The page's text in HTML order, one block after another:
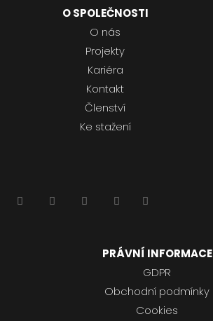
O SPOLEČNOSTI
O nás
Projekty
Kariéra
Kontakt
Členství
Ke stažení
PRÁVNÍ INFORMACE
GDPR
Obchodní podmínky
Cookies